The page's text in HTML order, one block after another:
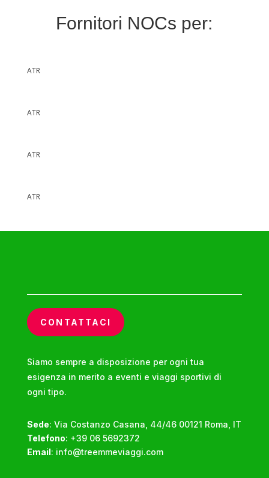
Fornitori NOCs per:
ATR
ATR
ATR
ATR
CONTATTACI
Siamo sempre a disposizione per ogni tua
esigenza in merito a eventi e viaggi sportivi di
ogni tipo.
Sede: Via Costanzo Casana, 44/46 00121 Roma, IT
Telefono: +39 06 5692372
Email : info@treemmeviaggi.com